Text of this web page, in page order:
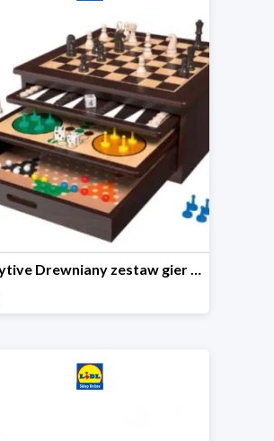
Playtive Drewniany zestaw gier 10 w 1